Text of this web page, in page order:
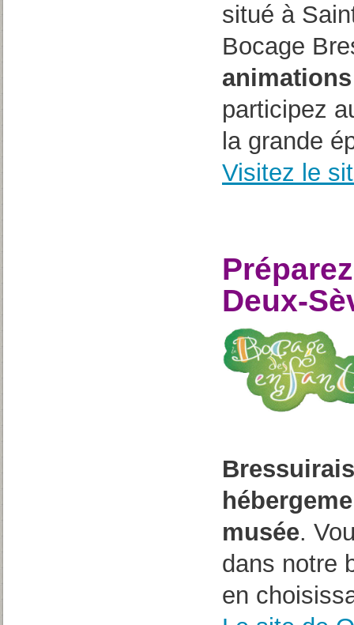
situé à
Bocage
participez
la grande
Visitez le
Deux-
musée.
dans notre
en